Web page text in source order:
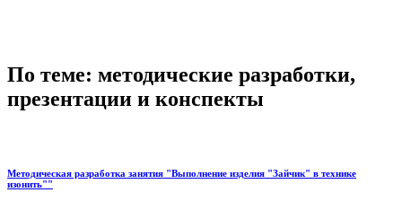
По теме: методические разработки,
презентации и конспекты
Методическая разработка занятия "Выполнение изделия "Зайчик" в технике
изонить""